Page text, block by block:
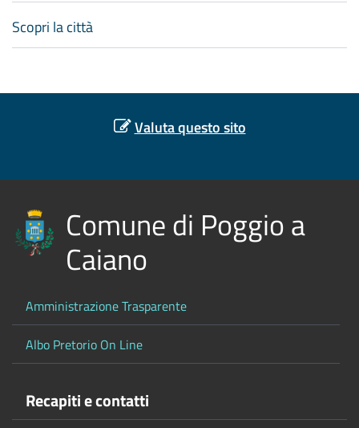
Scopri la città
Valuta questo sito
Comune di Poggio a
Caiano
Amministrazione Trasparente
Albo Pretorio On Line
Recapiti e contatti